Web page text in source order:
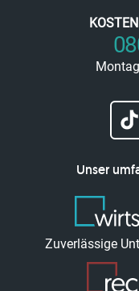
Unser
Zuverlässige